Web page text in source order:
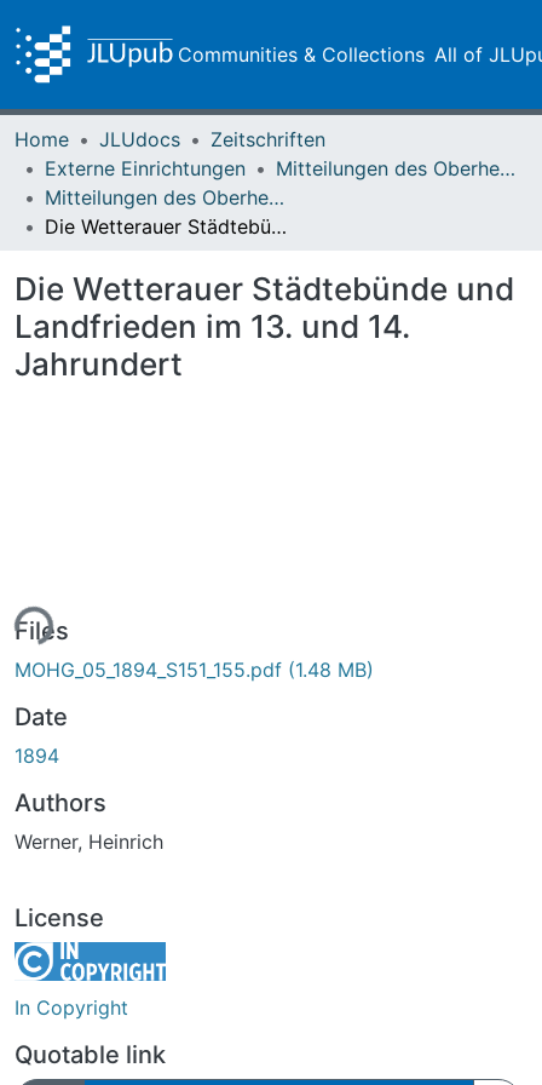
Communities & Collections All of
Home JLUdocs
Zeitschriften
Externe Einrichtungen
Mitteilungen des Oberhessischen Geschichtsvereins Gießen
Mitteilungen des Oberhessischen Geschichtsvereins Gießen Vol. 005 (1894)
Die Wetterauer Städtebünde und Landfrieden im 13. und 14. Jahrundert
Die Wetterauer Städtebünde und
Landfrieden im 13. und 14.
Jahrundert
Files
MOHG_05_1894_S151_155.pdf (1.48 MB)
Date
1894
Authors
Werner, Heinrich
License
In Copyright
Quotable link